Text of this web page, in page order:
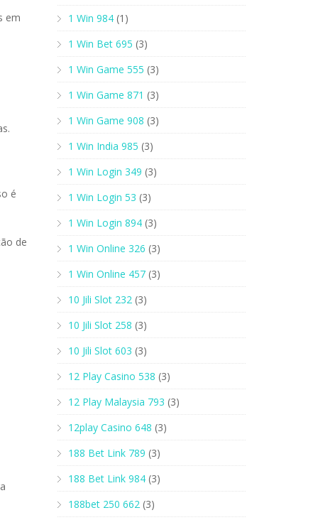
em
é
de
1 Win 984 (1)
1 Win Bet 695 (3)
1 Win Game 555 (3)
1 Win Game 871 (3)
1 Win Game 908 (3)
1 Win India 985 (3)
1 Win Login 349 (3)
1 Win Login 53 (3)
1 Win Login 894 (3)
1 Win Online 326 (3)
1 Win Online 457 (3)
10 Jili Slot 232 (3)
10 Jili Slot 258 (3)
10 Jili Slot 603 (3)
12 Play Casino 538 (3)
12 Play Malaysia 793 (3)
12play Casino 648 (3)
188 Bet Link 789 (3)
188 Bet Link 984 (3)
188bet 250 662 (3)